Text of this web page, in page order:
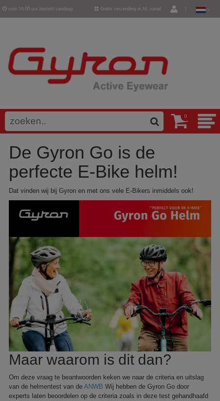
voor 16:00 uur besteld vandaag Gratis verzending in NL vanaf
0
De Gyron Go is de
perfecte E-Bike helm!
Dat vinden wij bij Gyron en met ons vele E-Bikers inmiddels ook!
Maar waarom is dit dan?
Om deze vraag te beantwoorden keken we naar de criteria en uitslag
van de helmentest van deANWBWij hebben de Gyron Go door
experts laten beoordelen op de criteria zoals in deze test gehandhaafd